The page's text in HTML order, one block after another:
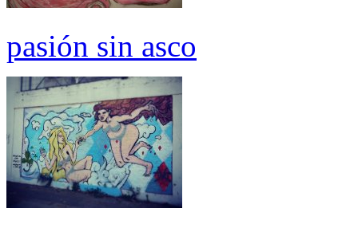
pasión sin asco